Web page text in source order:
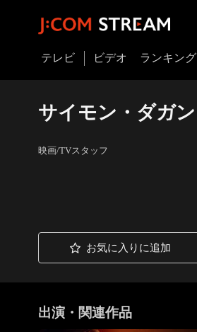
テレビ ビデオ ランキング
サイモン・ダガン
映画/TVスタッフ
お気に入りに追加
出演・関連作品